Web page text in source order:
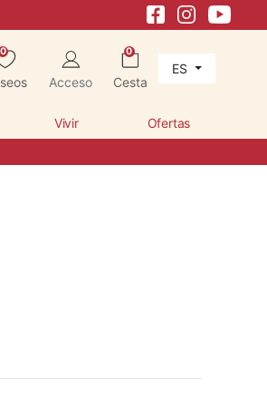
0
Acceso
0
Cesta
ES
Vivir Ofertas